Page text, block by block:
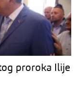
proroka Ilije